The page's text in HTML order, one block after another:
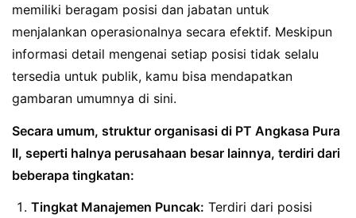
memiliki beragam posisi dan jabatan untuk
menjalankan operasionalnya secara efektif. Meskipun
informasi detail mengenai setiap posisi tidak selalu
tersedia untuk publik, kamu bisa mendapatkan
gambaran umumnya di sini.
Secara umum, struktur organisasi di PT Angkasa Pura
II, seperti halnya perusahaan besar lainnya, terdiri dari
beberapa tingkatan:
Tingkat Manajemen Puncak: Terdiri dari posisi